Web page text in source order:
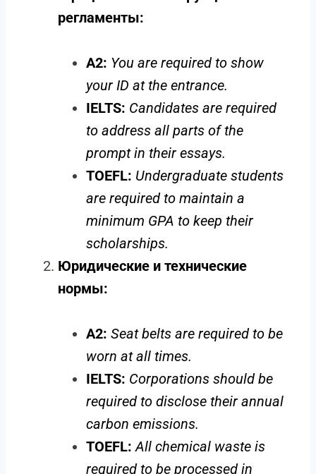
регламенты:
A2: You are required to show
your ID at the entrance.
IELTS: Candidates are required
to address all parts of the
prompt in their essays.
TOEFL: Undergraduate students
are required to maintain a
minimum GPA to keep their
scholarships.
Юридические и технические
нормы:
A2: Seat belts are required to be
worn at all times.
IELTS: Corporations should be
required to disclose their annual
carbon emissions.
TOEFL: All chemical waste is
required to be processed in